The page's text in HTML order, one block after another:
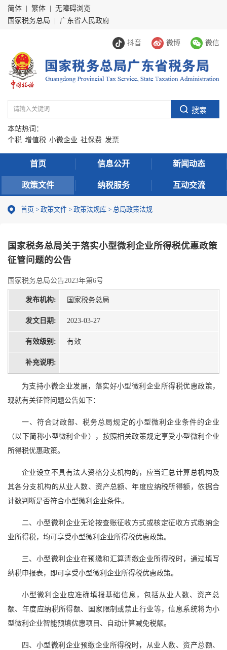
简体 繁体
无障碍浏览
国家税务总局
广东省人民政府
抖音 微博 微信
本站热词：
个税 增值税 小微企业 社保费 发票
首页 信息公开 新闻动态
政策文件 纳税服务 互动交流
首页 > 政策文件 > 政策法规库 > 总局政策法规
国家税务总局关于落实小型微利企业所得税优惠政策
征管问题的公告
国家税务总局公告2023年第6号
发布机构: 国家税务总局
发文日期: 2023-03-27
有效级别: 有效
补充说明:
为支持小微企业发展，落实好小型微利企业所得税优惠政策，
现就有关征管问题公告如下：
一、符合财政部、税务总局规定的小型微利企业条件的企业
（以下简称小型微利企业），按照相关政策规定享受小型微利企业
所得税优惠政策。
企业设立不具有法人资格分支机构的，应当汇总计算总机构及
其各分支机构的从业人数、资产总额、年度应纳税所得额，依据合
计数判断是否符合小型微利企业条件。
二、小型微利企业无论按查账征收方式或核定征收方式缴纳企
业所得税，均可享受小型微利企业所得税优惠政策。
三、小型微利企业在预缴和汇算清缴企业所得税时，通过填写
纳税申报表，即可享受小型微利企业所得税优惠政策。
小型微利企业应准确填报基础信息，包括从业人数、资产总
额、年度应纳税所得额、国家限制或禁止行业等，信息系统将为小
型微利企业智能预填优惠项目、自动计算减免税额。
四、小型微利企业预缴企业所得税时，从业人数、资产总额、